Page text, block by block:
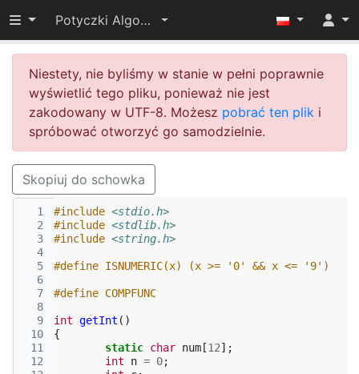
Przełącz widoczność menu
Potyczki Algorytmiczne 2014
Niestety, nie byliśmy w stanie w pełni poprawnie
wyświetlić tego pliku, ponieważ nie jest
zakodowany w UTF-8. Możesz pobrać ten plik i
spróbować otworzyć go samodzielnie.
Skopiuj do schowka
  1
  2
  3
  4
  5
  6
  7
  8
  9
10
11
12
#include <stdio.h>
#include <stdlib.h>
#include <string.h>
#define ISNUMERIC(x) (x >= '0' && x <= '9')
#define COMPFUNC
int getInt ()
{
static char num [12];
int
n = 0;